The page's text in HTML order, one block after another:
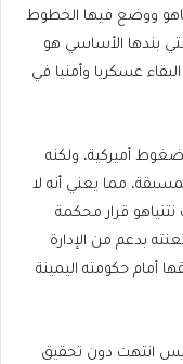
ووضع فيها الخطوط
بندها الأساسي هو
عسكريا وأمنيا في
أميركية، ولكنه
مما يعني أنه لا
قرار محكمة
بدعم من الإدارة
أمام حكومته اليمينة
انتهت دون تحقيق